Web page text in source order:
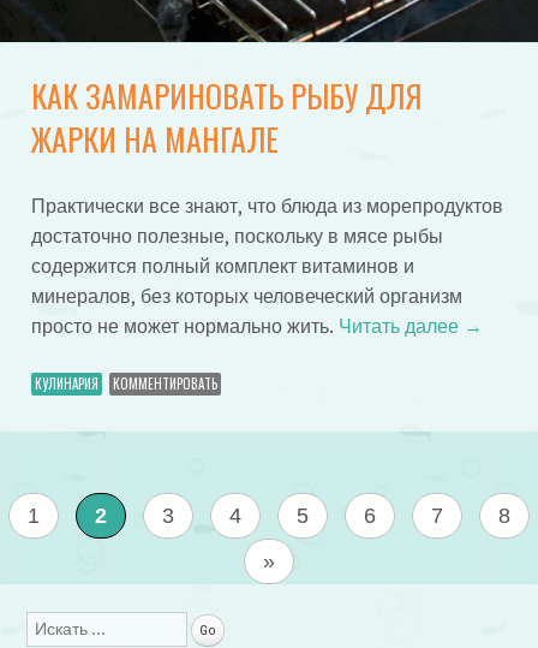
КАК ЗАМАРИНОВАТЬ РЫБУ ДЛЯ
ЖАРКИ НА МАНГАЛЕ
Практически все знают, что блюда из морепродуктов
достаточно полезные, поскольку в мясе рыбы
содержится полный комплект витаминов и
минералов, без которых человеческий организм
просто не может нормально жить. Читать далее →
КУЛИНАРИЯ КОММЕНТИРОВАТЬ
1 2 3 4 5 6 7
8
»
Поиск